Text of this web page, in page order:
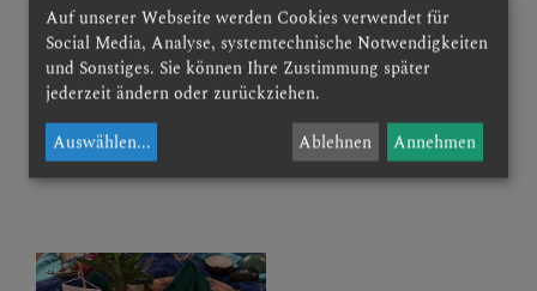
FRIEDHOFSORDNUNG
PUBLIKATIONEN -
Kia orana- mit diesem Satz in der Maori-
Sprache begrüßen die Menschen einander
auf den Cookinseln.
Auf unserer Webseite werden Cookies verwendet für
Social Media, Analyse, systemtechnische Notwendigkeiten
und Sonstiges. Sie können Ihre Zustimmung später
jederzeit ändern oder zurückziehen.
Auswählen... Ablehnen Annehmen